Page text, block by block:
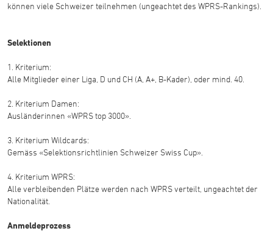
können viele Schweizer teilnehmen (ungeachtet des WPRS-Rankings).
Selektionen
1. Kriterium:
Alle Mitglieder einer Liga, D und CH (A, A+, B-Kader), oder mind. 40.
2. Kriterium Damen:
Ausländerinnen «WPRS top 3000».
3. Kriterium Wildcards:
Gemäss «Selektionsrichtlinien Schweizer Swiss Cup».
4. Kriterium WPRS:
Alle verbleibenden Plätze werden nach WPRS verteilt, ungeachtet der
Nationalität.
Anmeldeprozess